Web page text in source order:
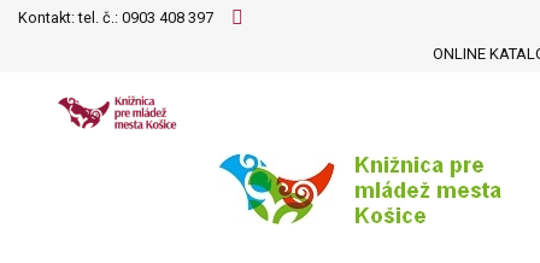
Kontakt: tel. č.: 0903 408 397
ONLINE